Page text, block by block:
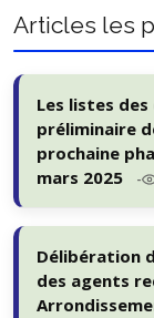
Articles les
Les listes des
préliminaire
prochaine
mars 2025
-
Délibération
des agents